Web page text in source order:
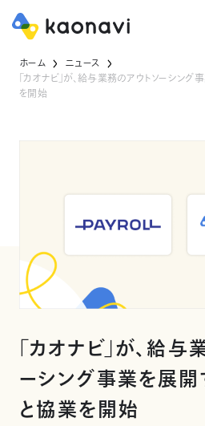
ホーム
ニュース
「カオナビ」が、給与業務のアウトソーシン
を開始
「カオナビ」が、給与
ーシング事業を展開
と協業を開始